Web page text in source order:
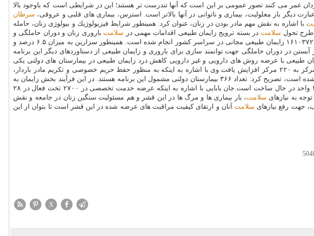
عمر می كنند تصور عمومی بر این است كه آنها تندرست تر هستند؛ این در شرایطی است كه باوجود بالا
دیگر بار معلولیت، بیماری و ناتوانی در آنها بالاتر است. استرس، بیماری های قلبی و عروقی، سرطان
با اشاره به نقش مهم مادر بودن در زنان، عنوان كرد: همینطور شرایط فیزیولوژیك و بیولوژی زنان، حامله
طرح تحول سلامت در بسته ترویج زایمان طبیعی اقدامات مهمی در سلامت باروری زنان و دوران حاملگی و
، در جهت سیاست های جمعیتی، ۱۶۱۰۳۷۲ زایمان طبیعی مجانی در سراسر كشور انجام شده است. همینطور سزارین به میزان ۶.۵ درصد و
۵ درصد طی اجرای این برنامه كاهش یافته است. آموزش مجانی به ۷۵۰ هزار نفر مادر آبستن در دوران حاملگی جهت توانمند سازی برای باروری و زایمان طبیعی از دستاوردهای دیگر این برنامه
طبیعی با عرضه روش های دارویی و غیر دارویی كاهش درد زایمان طبیعی در بیمارستان های دولتی یكی
بدون درد، طی مدت اجرای برنامه از ۲۰ مركز به ۲۲۰ مركز افزایش یافت.وی با اشاره به اینكه به منظور حفظ حریم خصوصی و تكریم مادر باردار،
فرآیند بهینه سازی و در صورت نیاز توسعه فضای فیزیكی بخش زایمان تمامی بیمارستان دولتی سراسر كشور شروع شده است، تصریح كرد: تعداد ۳۶۶ بیمارستان دولتی مشمول این برنامه هستند. در این فرآیند بخش زایمان به
صورت اتاق های تك نفره بازسازی خواهد شد. تابحال ۱۴۰۰ اتاق تك نفره زایمان طبیعی راه اندازی شده و حدود ۴۰۰ واحد در حال ساخت است.جان بابایی با اشاره به اینكه عرضه خدمت تخصصی در ۲۷۰۰ تخت فعال در ۲۸
به نیازهای سلامت، بار بیماری ها و مرگ ها در این قشر و هم مسئولیت سنگین زنان در جامعه و نقش
جهت رفع نیازهای سلامت آنان و ارتقای كیفیت مراقبت های عرضه شده در این قشر است تا بتوان از این
X